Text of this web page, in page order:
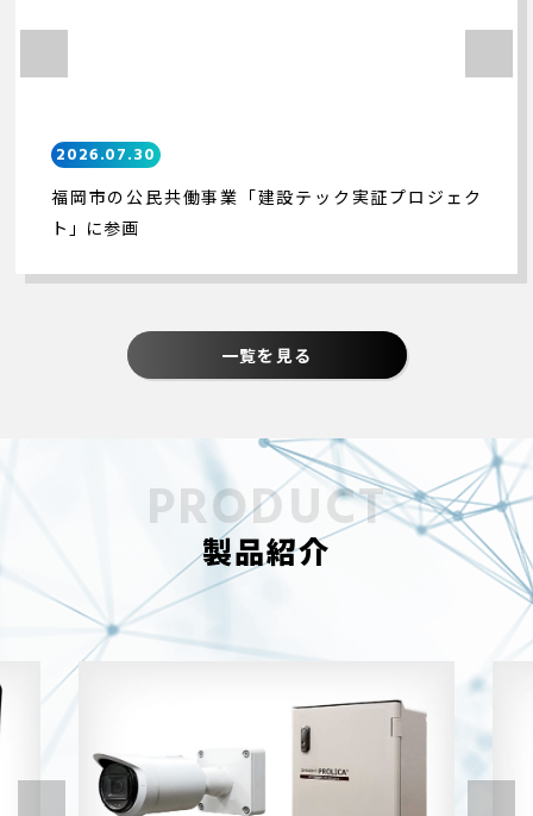
2026.07.30
福岡市の公民共働事業「建設テック実証プロジェク
ト」に参画
一覧を見る
製品紹介